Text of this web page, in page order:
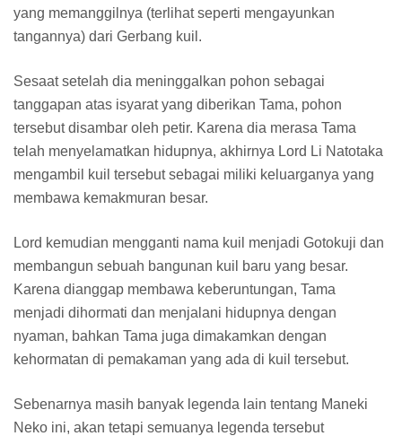
yang memanggilnya (terlihat seperti mengayunkan
tangannya) dari Gerbang kuil.
Sesaat setelah dia meninggalkan pohon sebagai
tanggapan atas isyarat yang diberikan Tama, pohon
tersebut disambar oleh petir. Karena dia merasa Tama
telah menyelamatkan hidupnya, akhirnya Lord Li Natotaka
mengambil kuil tersebut sebagai miliki keluarganya yang
membawa kemakmuran besar.
Lord kemudian mengganti nama kuil menjadi Gotokuji dan
membangun sebuah bangunan kuil baru yang besar.
Karena dianggap membawa keberuntungan, Tama
menjadi dihormati dan menjalani hidupnya dengan
nyaman, bahkan Tama juga dimakamkan dengan
kehormatan di pemakaman yang ada di kuil tersebut.
Sebenarnya masih banyak legenda lain tentang Maneki
Neko ini, akan tetapi semuanya legenda tersebut